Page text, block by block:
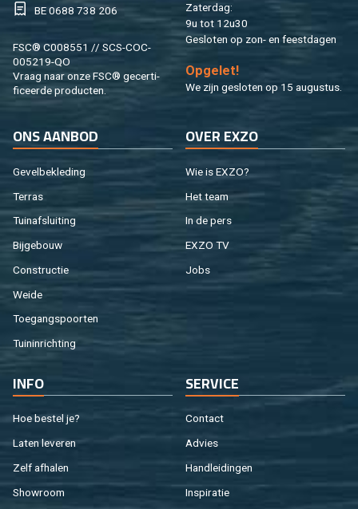
BE 0688 738 206
FSC® C008551 // SCS-COC-
005219-QO
Vraag naar onze FSC® ge­cer­ti­
fi­ceer­de pro­duc­ten.
Za­ter­dag:
9u tot 12u30
Ge­slo­ten op zon- en feest­da­gen
Op­ge­let!
We zijn ge­slo­ten op 15 au­gus­tus.
ONS AAN­BOD
Ge­vel­be­kle­ding
Ter­ras
Tuin­af­slui­ting
Bij­ge­bouw
Con­struc­tie
Weide
Toe­gangs­poor­ten
Tuin­in­rich­ting
OVER EXZO
Wie is EXZO?
Het team
In de pers
EXZO TV
Jobs
INFO
Hoe be­stel je?
Laten le­ve­ren
Zelf af­ha­len
Show­room
SER­VI­CE
Con­tact
Ad­vies
Hand­lei­din­gen
In­spi­ra­tie